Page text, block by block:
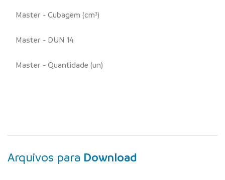
Master - Cubagem (cm³)
Master - DUN 14
Master - Quantidade (un)
Arquivos para Download